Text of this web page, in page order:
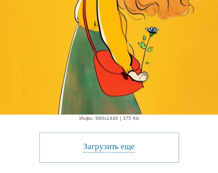
Инфо: 960х1446 | 375 Kb
Загрузить еще